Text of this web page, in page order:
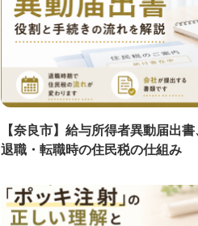
【奈良市】給与所得者異動届出
退職・転職時の住民税の仕組み